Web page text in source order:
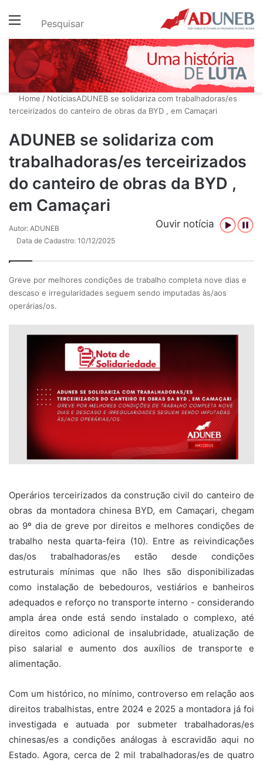
Menu Pesquisar
Home / NotíciasADUNEB se solidariza com trabalhadoras/es
terceirizados do canteiro de obras da BYD , em Camaçari
ADUNEB se solidariza com
trabalhadoras/es terceirizados
do canteiro de obras da BYD ,
em Camaçari
Ouvir notícia
Autor: ADUNEB
Data de Cadastro: 10/12/2025
Greve por melhores condições de trabalho completa nove dias e
descaso e irregularidades seguem sendo imputadas às/aos
operárias/os.
Operários terceirizados da construção civil do canteiro de
obras da montadora chinesa BYD, em Camaçari, chegam
ao 9º dia de greve por direitos e melhores condições de
trabalho nesta quarta-feira (10). Entre as reivindicações
das/os trabalhadoras/es estão desde condições
estruturais mínimas que não lhes são disponibilizadas
como instalação de bebedouros, vestiários e banheiros
adequados e reforço no transporte interno - considerando
ampla área onde está sendo instalado o complexo, até
direitos como adicional de insalubridade, atualização de
piso salarial e aumento dos auxílios de transporte e
alimentação.
Com um histórico, no mínimo, controverso em relação aos
direitos trabalhistas, entre 2024 e 2025 a montadora já foi
investigada e autuada por submeter trabalhadoras/es
chinesas/es a condições análogas à escravidão aqui no
Estado. Agora, cerca de 2 mil trabalhadoras/es de quatro